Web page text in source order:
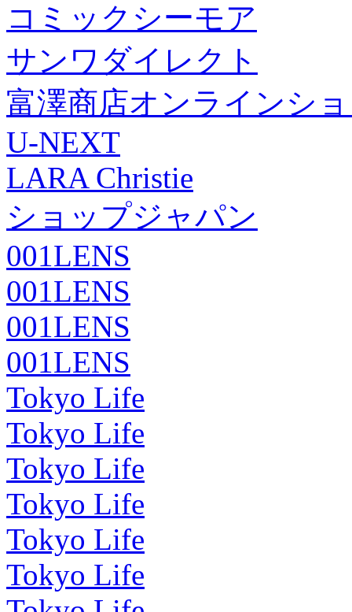
コミックシーモア
サンワダイレクト
富澤商店オンラインシ
U-NEXT
LARA Christie
ショップジャパン
001LENS
001LENS
001LENS
001LENS
Tokyo Life
Tokyo Life
Tokyo Life
Tokyo Life
Tokyo Life
Tokyo Life